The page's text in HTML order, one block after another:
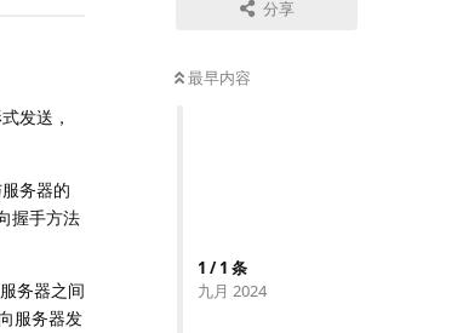
分享
最早内容
1 /1 条
九月 2024
发送，
务器的
握手方法
务器之间
服务器发